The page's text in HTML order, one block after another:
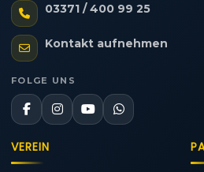
03371 / 400 99 25
Kontakt aufnehmen
FOLGE UNS
VEREIN